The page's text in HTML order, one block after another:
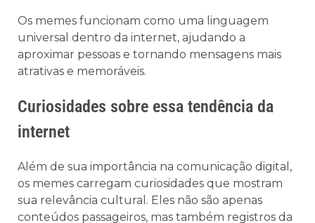
Os memes funcionam como uma linguagem
universal dentro da internet, ajudando a
aproximar pessoas e tornando mensagens mais
atrativas e memoráveis.
Curiosidades sobre essa tendência da
internet
Além de sua importância na comunicação digital,
os memes carregam curiosidades que mostram
sua relevância cultural. Eles não são apenas
conteúdos passageiros, mas também registros da